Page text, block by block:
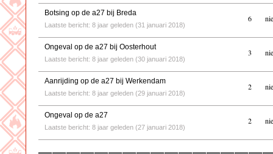
Botsing op de a27 bij Breda
Laatste bericht: 8 jaar geleden (31 januari 2018)
6
Ongeval op de a27 bij Oosterhout
Laatste bericht: 8 jaar geleden (30 januari 2018)
3
Aanrijding op de a27 bij Werkendam
Laatste bericht: 8 jaar geleden (29 januari 2018)
2
Ongeval op de a27
Laatste bericht: 8 jaar geleden (27 januari 2018)
2